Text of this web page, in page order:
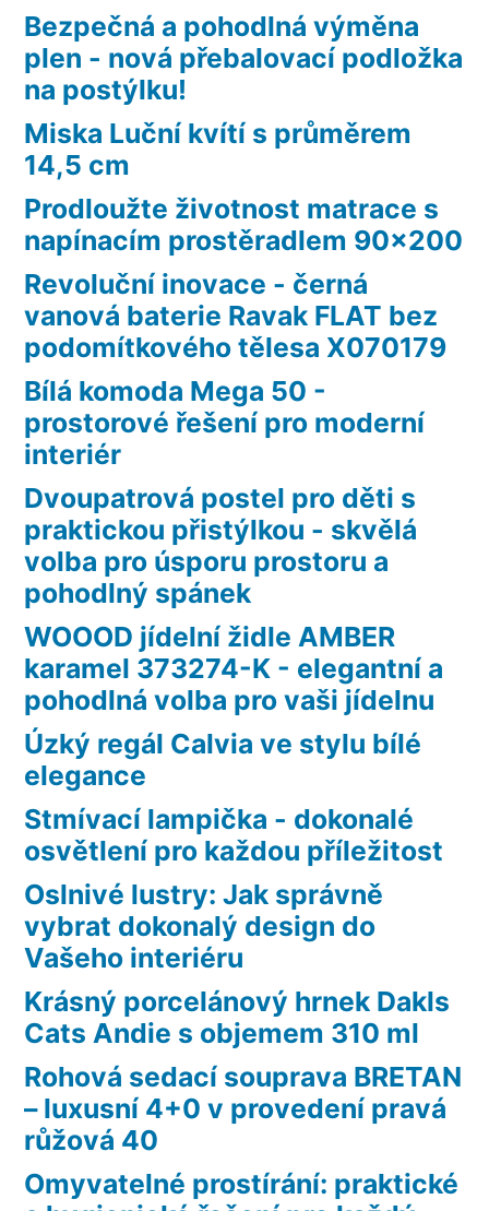
Bezpečná a pohodlná výměna
plen - nová přebalovací podložka
na postýlku!
Miska Luční kvítí s průměrem
14,5 cm
Prodloužte životnost matrace s
napínacím prostěradlem 90×200
Revoluční inovace - černá
vanová baterie Ravak FLAT bez
podomítkového tělesa X070179
Bílá komoda Mega 50 -
prostorové řešení pro moderní
interiér
Dvoupatrová postel pro děti s
praktickou přistýlkou - skvělá
volba pro úsporu prostoru a
pohodlný spánek
WOOOD jídelní židle AMBER
karamel 373274-K - elegantní a
pohodlná volba pro vaši jídelnu
Úzký regál Calvia ve stylu bílé
elegance
Stmívací lampička - dokonalé
osvětlení pro každou příležitost
Oslnivé lustry: Jak správně
vybrat dokonalý design do
Vašeho interiéru
Krásný porcelánový hrnek Dakls
Cats Andie s objemem 310 ml
Rohová sedací souprava BRETAN
– luxusní 4+0 v provedení pravá
růžová 40
Omyvatelné prostírání: praktické